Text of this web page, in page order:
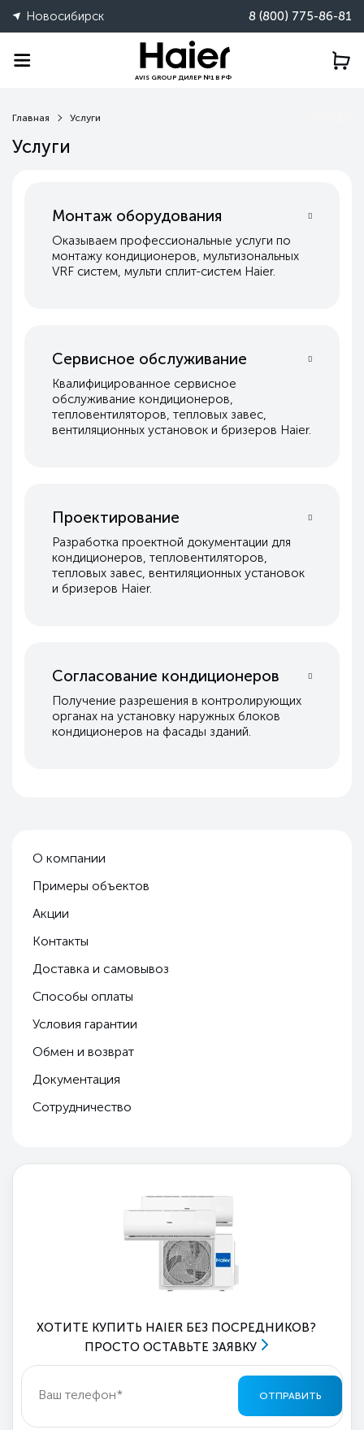
Новосибирск 8 (800) 775-86-81
AVIS GROUP ДИЛЕР №1 В РФ
Главная Услуги
Услуги
Монтаж оборудования
Оказываем профессиональные услуги по
монтажу кондиционеров, мультизональных
VRF систем, мульти сплит-систем Haier.
Сервисное обслуживание
Квалифицированное сервисное
обслуживание кондиционеров,
тепловентиляторов, тепловых завес,
вентиляционных установок и бризеров Haier.
Проектирование
Разработка проектной документации для
кондиционеров, тепловентиляторов,
тепловых завес, вентиляционных установок
и бризеров Haier.
Согласование кондиционеров
Получение разрешения в контролирующих
органах на установку наружных блоков
кондиционеров на фасады зданий.
О компании
Примеры объектов
Акции
Контакты
Доставка и самовывоз
Способы оплаты
Условия гарантии
Обмен и возврат
Документация
Сотрудничество
ХОТИТЕ КУПИТЬ HAIER БЕЗ ПОСРЕДНИКОВ?
ПРОСТО ОСТАВЬТЕ ЗАЯВКУ
ОТПРАВИТЬ